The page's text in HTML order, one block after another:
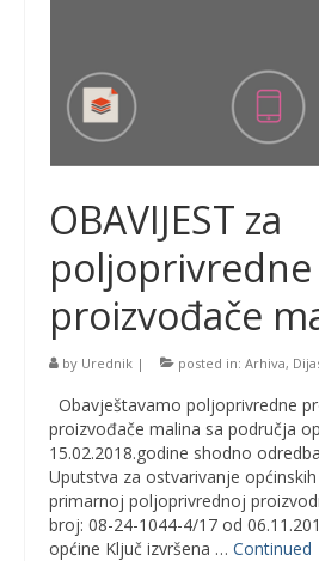
OBAVIJEST za
poljoprivredne
proizvođače
by Urednik | posted in: Arhiva,
Obavještavamo poljoprivredne
proizvođače malina sa područja
15.02.2018.godine shodno
Uputstva za ostvarivanje
primarnoj poljoprivrednoj
broj: 08-24-1044-4/17 od
općine Ključ izvršena … Continued